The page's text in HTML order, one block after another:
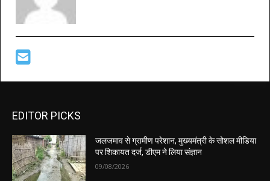
EDITOR PICKS
जलजमाव से ग्रामीण परेशान, मुख्यमंत्री के सोशल मीडिया
पर शिकायत दर्ज, डीएम ने लिया संज्ञान
09/08/2026